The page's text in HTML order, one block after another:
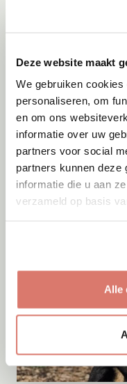
Deze website maakt
We gebruiken
personaliseren, om
en om ons
informatie over uw
partners voor social
partners kunnen deze
informatie die u aan
verzameld op basis
Alle
Adoptie07-08-2026
Ivy
Wognum